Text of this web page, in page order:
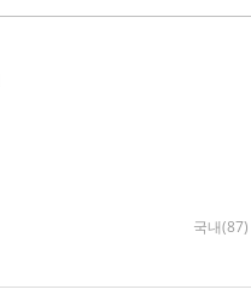
국내(87)